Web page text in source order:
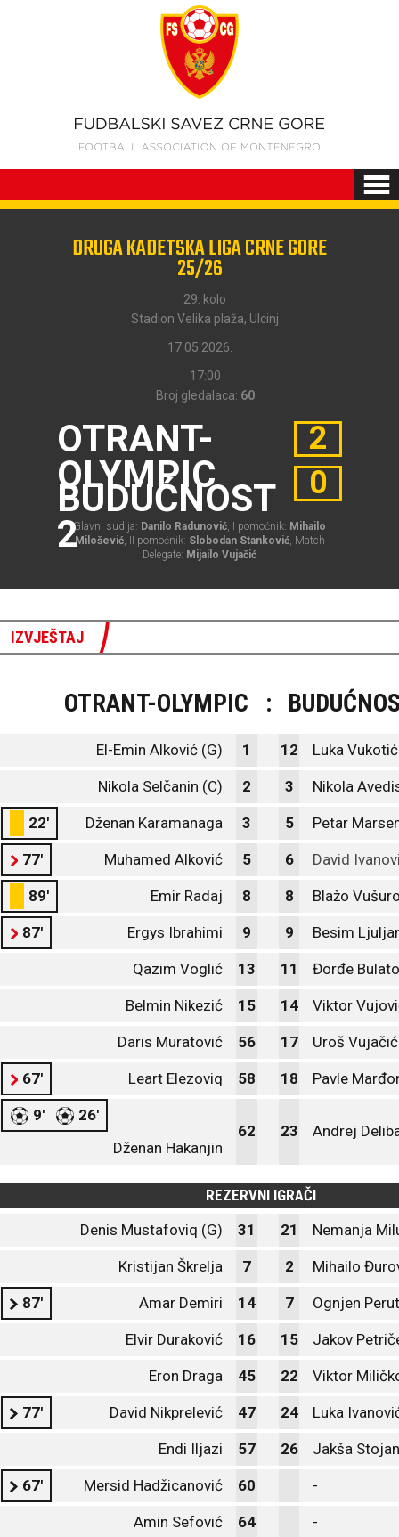
DRUGA KADETSKA LIGA CRNE GORE
25/26
29. kolo
Stadion Velika plaža, Ulcinj
17.05.2026.
17:00
Broj gledalaca: 60
OTRANT-
OLYMPIC
BUDUĆNOST
2
2
0
Glavni sudija: Danilo Radunović, I pomoćnik: Mihailo
Milošević, II pomoćnik: Slobodan Stanković, Match
Delegate: Mijailo Vujačić
IZVJEŠTAJ
OTRANT-OLYMPIC :
El-Emin Alković (G) 1 12 Luka
Nikola Selčanin (C) 2 3 Nikola
22' Dženan Karamanaga 3 5 Petar
77' Muhamed Alković 5 6 David
89' Emir Radaj 8 8 Blažo
87' Ergys Ibrahimi 9 9 Besim
Qazim Voglić 13 11 Đorđe
Belmin Nikezić 15 14 Viktor
Daris Muratović 56 17 Uroš Vujačić
67' Leart Elezoviq 58 18 Pavle
9'
26'
Dženan Hakanjin
62 23 Andrej
REZERVNI IGRAČI
Denis Mustafoviq (G)
31 21 Nemanja
Kristijan Škrelja 7 2 Mihailo
87' Amar Demiri 14 7 Ognjen
Elvir Duraković 16 15 Jakov
Eron Draga 45 22 Viktor
77' David Nikprelević 47 24 Luka
Endi Iljazi 57 26 Jakša
67' Mersid Hadžicanović 60 -
Amin Sefović 64 -